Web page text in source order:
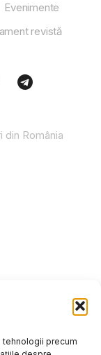
precum
Evenimente
revistă
România